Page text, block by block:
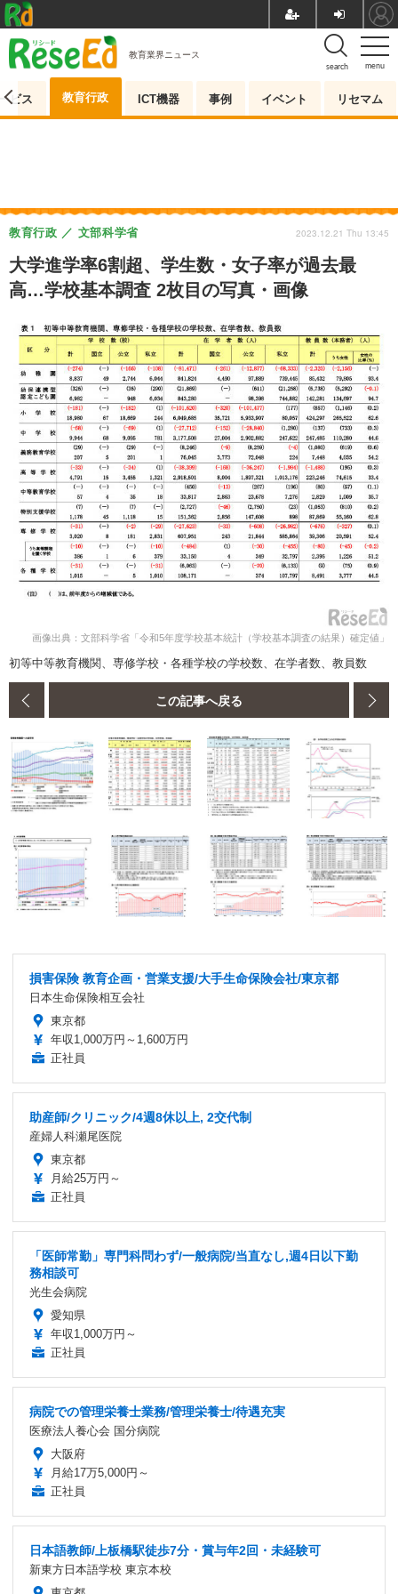
menu
search
教育業界ニュース
ビス 教育行政 ICT機器 事例 イベント リセマム
大学進学率6割超、学生数・女子率が過去最
高…学校基本調査 2枚目の写真・画像
教育行政 文部科学省 2023.12.21 Thu 13:45
画像出典：文部科学省「令和5年度学校基本統計（学校基本調査の結果）確定値」
初等中等教育機関、専修学校・各種学校の学校数、在学者数、教員数
この記事へ戻る
損害保険 教育企画・営業支援/大手生命保険会社/東京都
日本生命保険相互会社
東京都
年収1,000万円～1,600万円
正社員
助産師/クリニック/4週8休以上, 2交代制
産婦人科瀬尾医院
東京都
月給25万円～
正社員
「医師常勤」専門科問わず/一般病院/当直なし,週4日以下勤
務相談可
光生会病院
愛知県
年収1,000万円～
正社員
病院での管理栄養士業務/管理栄養士/待遇充実
医療法人養心会 国分病院
大阪府
月給17万5,000円～
正社員
日本語教師/上板橋駅徒歩7分・賞与年2回・未経験可
新東方日本語学校 東京本校